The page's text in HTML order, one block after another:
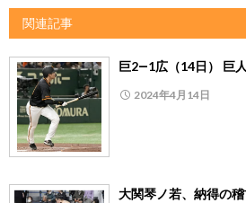
関連記事
巨2―1広（14日） 巨
2024年4月14日
大関琴ノ若、納得の